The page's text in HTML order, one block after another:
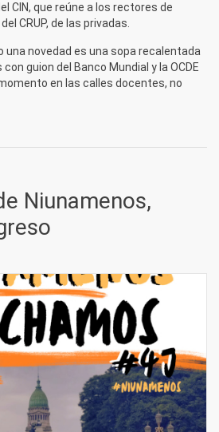
CIN, que reúne a los rectores de
CRUP, de las privadas.
una novedad es una sopa recalentada
guion del Banco Mundial y la OCDE
en las calles docentes, no
Niunamenos,